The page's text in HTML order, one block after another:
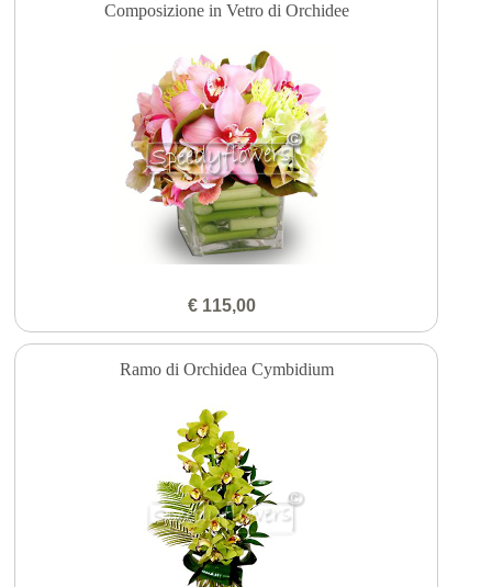
Composizione in Vetro di Orchidee
€ 115,00
Ramo di Orchidea Cymbidium